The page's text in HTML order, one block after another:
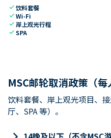
check饮料套餐
checkWi-Fi
check 岸上观光行程
checkSPA
MSC邮轮取消政策（每
饮料套餐、岸上观光项目、
厅、SPA 等）。